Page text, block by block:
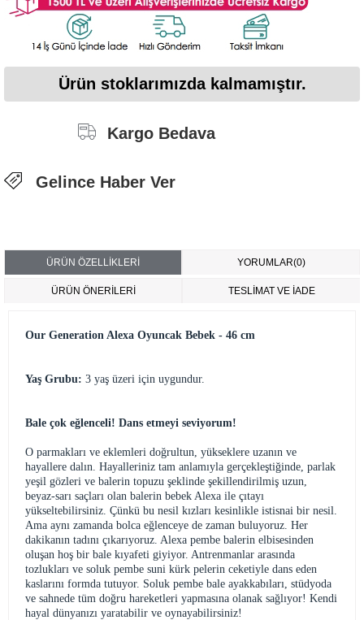
Ürün stoklarımızda kalmamıştır.
Kargo Bedava
Gelince Haber Ver
ÜRÜN ÖZELLIKLERI YORUMLAR(0)
ÜRÜN ÖNERILERI TESLİMAT VE İADE
Our Generation Alexa Oyuncak Bebek - 46 cm
Yaş Grubu: 3 yaş üzeri için uygundur.
Bale çok eğlenceli! Dans etmeyi seviyorum!
O parmakları ve eklemleri doğrultun, yükseklere uzanın ve
hayallere dalın. Hayalleriniz tam anlamıyla gerçekleştiğinde, parlak
yeşil gözleri ve balerin topuzu şeklinde şekillendirilmiş uzun,
beyaz-sarı saçları olan balerin bebek Alexa ile çıtayı
yükseltebilirsiniz. Çünkü bu nesil kızları kesinlikle istisnai bir nesil.
Ama aynı zamanda bolca eğlenceye de zaman buluyoruz. Her
dakikanın tadını çıkarıyoruz. Alexa pembe balerin elbisesinden
oluşan hoş bir bale kıyafeti giyiyor. Antrenmanlar arasında
tozlukları ve soluk pembe suni kürk pelerin ceketiyle dans eden
kaslarını formda tutuyor. Soluk pembe bale ayakkabıları, stüdyoda
ve sahnede tüm doğru hareketleri yapmasına olanak sağlıyor! Kendi
hayal dünyanızı yaratabilir ve oynayabilirsiniz!